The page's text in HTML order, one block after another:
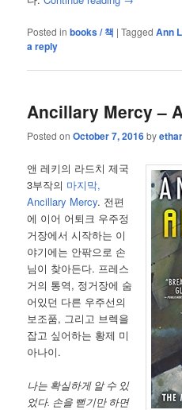
Posted in books / 책 |Tagged Ann
a reply
Ancillary Mercy –
Posted onOctober 7, 2016byethar
앤 레키의 라드치 제국
3부작의 마지막,
Ancillary Mercy. 전편
에 이어 어퇴크 우주정
거장에서 시작하는 이
야기에는 안팎으로 손
님이 찾아든다. 프레스
거의 통역, 정거장에 숨
어있던 다른 우주선의
보조품, 그리고 브렉을
잡고 싶어하는 황제 미
아나이.
나는 확실하게 알 수 있
었다. 손을 뻗기만 하면